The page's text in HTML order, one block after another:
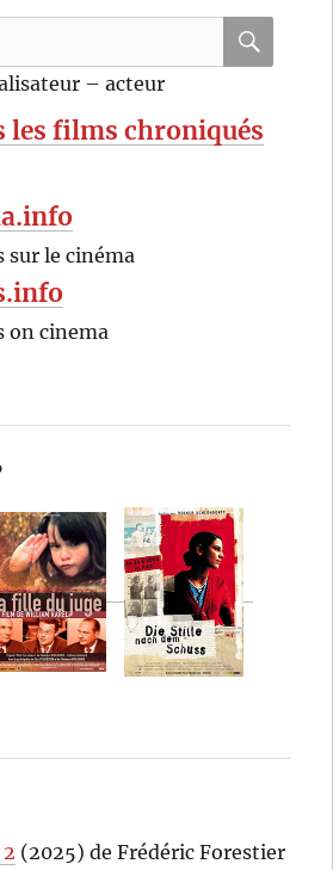
– acteur
les films chroniqués
sur le cinéma
on cinema
(2025) de Frédéric Forestier